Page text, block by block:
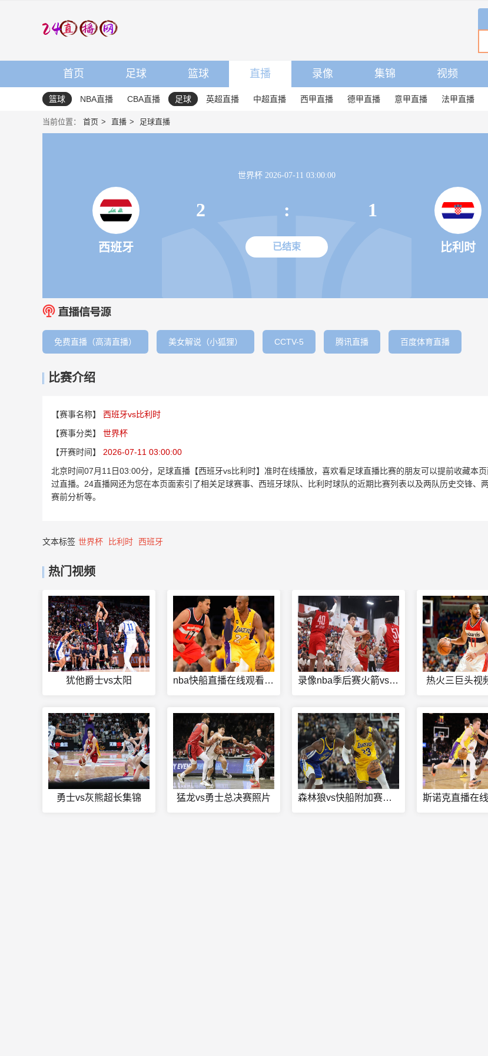
首页 足球 篮球 直播 录像 集锦 视频
篮球 NBA直播 CBA直播 足球 英超直播 中超直播 西甲直播 德甲直播 意甲直播 法甲直播
当前位置： 首页 直播 足球直播
世界杯 2026-07-11 03:00:00
西班牙
2 : 1
已结束 比利时
免费直播（高清直播） 美女解说（小狐狸） CCTV-5 腾讯直播 百度体育直播
比赛介绍
【赛事名称】
西班牙vs比利时
【赛事分类】
世界杯
【开赛时间】
2026-07-11 03:00:00
北京时间07月11日03:00分，足球直播【西班牙vs比利时】准时在线播放，喜欢看足球直播比赛的朋友可以提前收藏本
过直播。24直播网还为您在本页面索引了相关足球赛事、西班牙球队、比利时球队的近期比赛列表以及两队历史交锋、两
赛前分析等。
文本标签 世界杯 比利时 西班牙
热门视频
犹他爵士vs太阳 nba快船直播在线观看免费 录像nba季后赛火箭vs快船 热火三巨头视
勇士vs灰熊超长集锦 猛龙vs勇士总决赛照片 森林狼vs快船附加赛免费